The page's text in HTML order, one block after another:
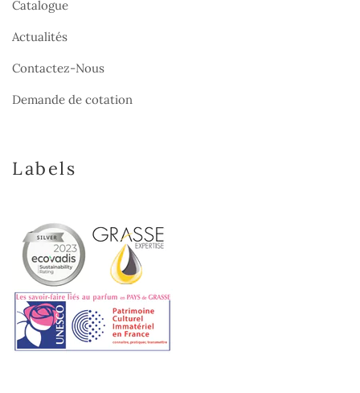
Catalogue
Actualités
Contactez-Nous
Demande de cotation
Labels